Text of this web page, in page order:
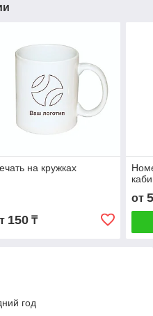
на кружках
150₸
от
год